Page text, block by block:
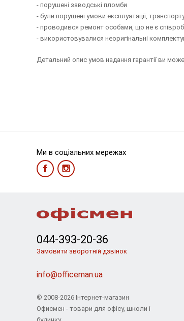
- порушені заводські пломби
- були порушені умови експлуатації,
- проводився ремонт особами, що не є
- використовувалися неоригінальні
Детальний опис умов надання гарантії ви
Ми в соціальних мережах
044-393-20-36
Замовити зворотній дзвінок
info@officeman.ua
© 2008-2026 Інтернет-магазин
Офисмен - товари для офісу, школи і